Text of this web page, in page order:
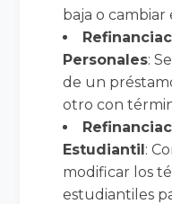
baja o
Personales:
de un
otro con
Estudiantil:
modificar los
estudiantiles